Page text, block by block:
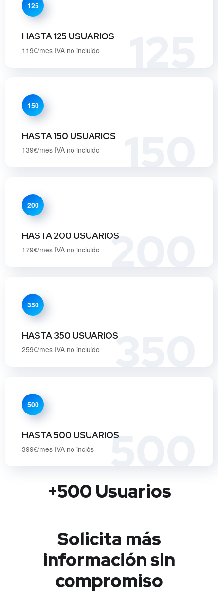
125
HASTA 125 USUARIOS
119€/mes IVA no incluido
150
HASTA 150 USUARIOS
139€/mes IVA no incluido
200
200
HASTA 200 USUARIOS
179€/mes IVA no incluido
350
350
HASTA 350 USUARIOS
259€/mes IVA no incluido
500
500
HASTA 500 USUARIOS
399€/mes IVA no inclòs
+500 Usuarios
Solicita más
información sin
compromiso